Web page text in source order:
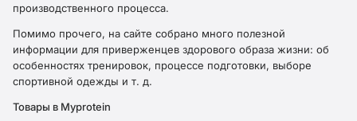
производственного процесса.
Помимо прочего, на сайте собрано много полезной
информации для приверженцев здорового образа жизни: об
особенностях тренировок, процессе подготовки, выборе
спортивной одежды и т. д.
Товары в Myprotein